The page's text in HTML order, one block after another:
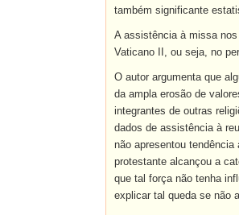
também significante
A assistência à missa
Vaticano II, ou seja, no
O autor argumenta que
da ampla erosão de
integrantes de outras
dados de assistência à
não apresentou
protestante alcançou a
que tal força não tenha
explicar tal queda se não